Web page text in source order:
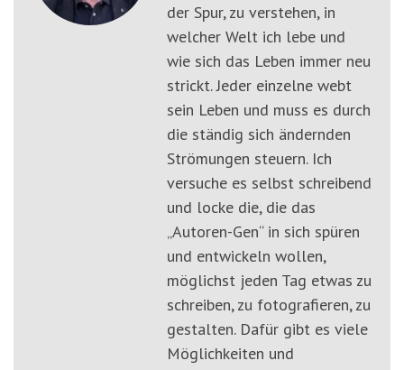
der Spur, zu verstehen, in
welcher Welt ich lebe und
wie sich das Leben immer neu
strickt. Jeder einzelne webt
sein Leben und muss es durch
die ständig sich ändernden
Strömungen steuern. Ich
versuche es selbst schreibend
und locke die, die das
„Autoren-Gen“ in sich spüren
und entwickeln wollen,
möglichst jeden Tag etwas zu
schreiben, zu fotografieren, zu
gestalten. Dafür gibt es viele
Möglichkeiten und